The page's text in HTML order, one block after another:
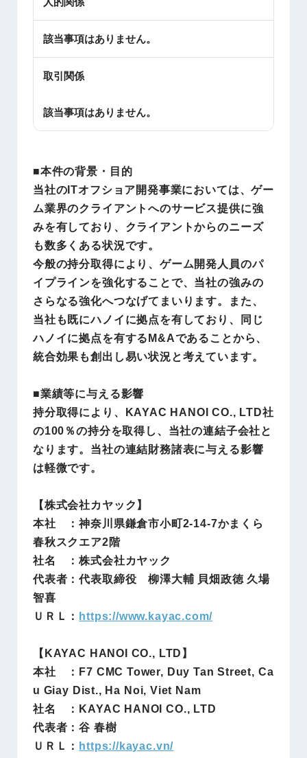
該当事項はありません。
取引関係
該当事項はありません。
■本件の背景・目的
当社のITオフショア開発事業においては、ゲー
ム業界のクライアントへのサービス提供に強
みを有しており、クライアントからのニーズ
も数多くある状況です。
今般の持分取得により、ゲーム開発人員のパ
イプラインを強化することで、当社の強みの
さらなる強化へつなげてまいります。また、
当社も既にハノイに拠点を有しており、同じ
ハノイに拠点を有するM&Aであることから、
統合効果も創出し易い状況と考えています。
■業績等に与える影響
持分取得により、KAYAC HANOI CO., LTD社
の100％の持分を取得し、当社の連結子会社と
なります。当社の連結財務諸表に与える影響
は軽微です。
【株式会社カヤック】
本社 ：神奈川県鎌倉市小町2-14-7かまくら
春秋スクエア2階
社名 ：株式会社カヤック
代表者：代表取締役 柳澤大輔 貝畑政徳 久場
智喜
ＵＲＬ： https://www.kayac.com/
【KAYAC HANOI CO., LTD】
本社 ：F7 CMC Tower, Duy Tan Street, Ca
u Giay Dist., Ha Noi, Viet Nam
社名 ：KAYAC HANOI CO., LTD
代表者：谷 春樹
ＵＲＬ： https://kayac.vn/